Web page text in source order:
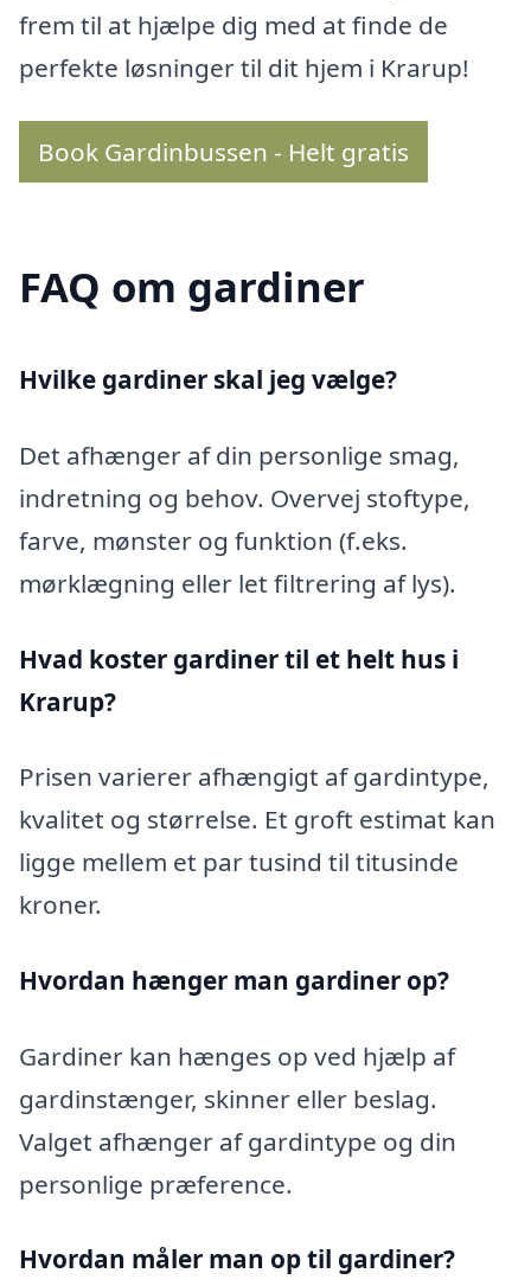
frem til at hjælpe dig med at finde de
perfekte løsninger til dit hjem i Krarup!
Book Gardinbussen - Helt gratis
FAQ om gardiner
Hvilke gardiner skal jeg vælge?
Det afhænger af din personlige smag,
indretning og behov. Overvej stoftype,
farve, mønster og funktion (f.eks.
mørklægning eller let filtrering af lys).
Hvad koster gardiner til et helt hus i
Krarup?
Prisen varierer afhængigt af gardintype,
kvalitet og størrelse. Et groft estimat kan
ligge mellem et par tusind til titusinde
kroner.
Hvordan hænger man gardiner op?
Gardiner kan hænges op ved hjælp af
gardinstænger, skinner eller beslag.
Valget afhænger af gardintype og din
personlige præference.
Hvordan måler man op til gardiner?